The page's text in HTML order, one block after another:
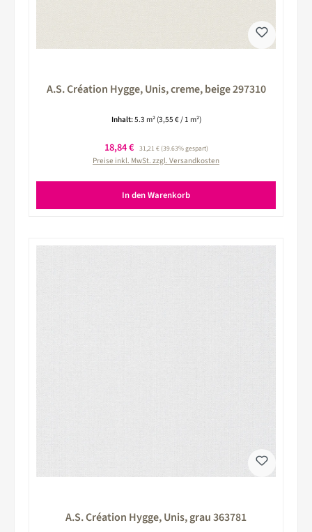
A.S. Création Hygge, Unis, creme, beige 297310
Inhalt:5.3 m² (3,55 € / 1 m²)
Verkaufspreis:
18,84 € Regulärer Preis:
31,21 €(39.63% gespart)
Preise inkl. MwSt. zzgl. Versandkosten
In den Warenkorb
A.S. Création Hygge, Unis, grau 363781